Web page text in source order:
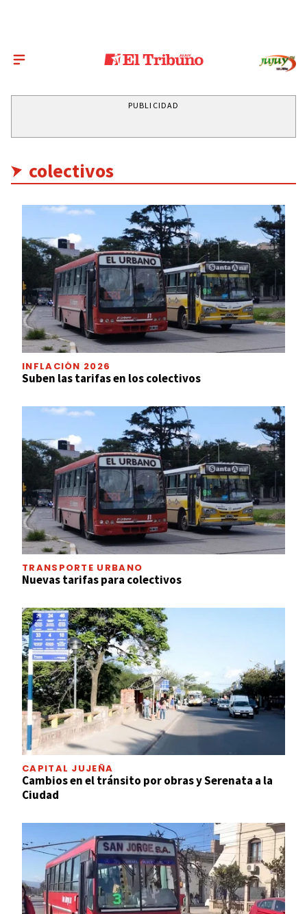
PUBLICIDAD
colectivos
INFLACIÓN 2026
Suben las tarifas en los colectivos
TRANSPORTE URBANO
Nuevas tarifas para colectivos
CAPITAL JUJEÑA
Cambios en el tránsito por obras y Serenata a la
Ciudad